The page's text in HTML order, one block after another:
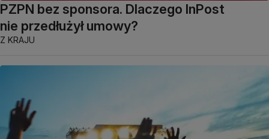
PZPN bez sponsora. Dlaczego InPost
nie przedłużył umowy?
Z KRAJU